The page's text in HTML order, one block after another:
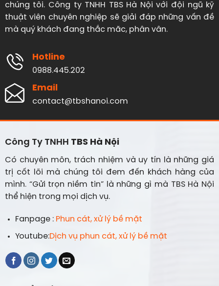
chúng tôi. Công ty TNHH TBS Hà Nội với đội ngũ kỹ
thuật viên chuyên nghiệp sẽ giải đáp những vấn đề
mà quý khách đang thắc măc, phân vân.
Hotline
0988.445.202
Email
contact@tbshanoi.com
Công Ty TNHH TBS Hà Nội
Có chuyên môn, trách nhiệm và uy tín là những giá
trị cốt lõi mà chúng tôi đem đến khách hàng của
mình. “Gửi trọn niềm tin” là những gì mà TBS Hà Nội
thể hiện trong mọi dịch vụ.
Fanpage : Phun cát, xử lý bề mặt
Youtube:Dịch vụ phun cát, xử lý bề mặt